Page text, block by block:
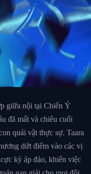
giữa nội tại Chiến Ý
đã mất và chiêu cuối
quái vật thực sự. Taara
dứt điểm vào các vị
kỳ áp đảo, khiến việc